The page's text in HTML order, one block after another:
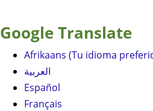
Google Translate
Afrikaans (Tu idioma
العربية
Español
Français